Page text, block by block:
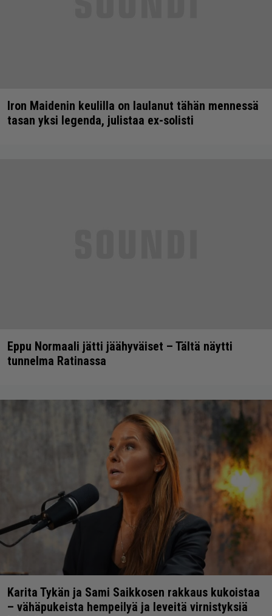
Iron Maidenin keulilla on laulanut tähän mennessä
tasan yksi legenda, julistaa ex-solisti
Eppu Normaali jätti jäähyväiset – Tältä näytti
tunnelma Ratinassa
Karita Tykän ja Sami Saikkosen rakkaus kukoistaa
– vähäpukeista hempeilyä ja leveitä virnistyksiä